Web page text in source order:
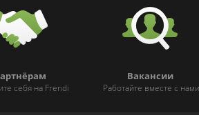
себя на Frendi
Вакансии
Работайте вместе с нами